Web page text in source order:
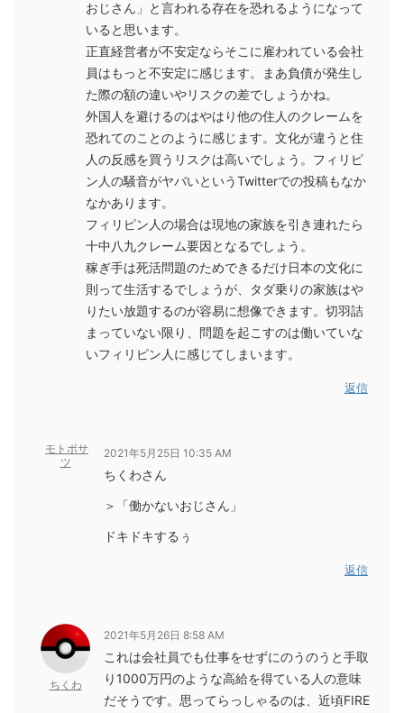
おじさん」と言われる存在を恐れるようになって
いると思います。
正直経営者が不安定ならそこに雇われている会社
員はもっと不安定に感じます。まあ負債が発生し
た際の額の違いやリスクの差でしょうかね。
外国人を避けるのはやはり他の住人のクレームを
恐れてのことのように感じます。文化が違うと住
人の反感を買うリスクは高いでしょう。フィリピ
ン人の騒音がヤバいというTwitterでの投稿もなか
なかあります。
フィリピン人の場合は現地の家族を引き連れたら
十中八九クレーム要因となるでしょう。
稼ぎ手は死活問題のためできるだけ日本の文化に
則って生活するでしょうが、タダ乗りの家族はや
りたい放題するのが容易に想像できます。切羽詰
まっていない限り、問題を起こすのは働いていな
いフィリピン人に感じてしまいます。
返信
モトボサ
ツ
2021年5月25日 10:35 AM
ちくわさん
＞「働かないおじさん」
ドキドキするぅ
返信
ちくわ
2021年5月26日 8:58 AM
これは会社員でも仕事をせずにのうのうと手取
り1000万円のような高給を得ている人の意味
だそうです。思ってらっしゃるのは、近頃FIRE